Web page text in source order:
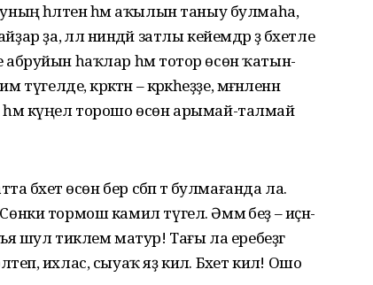
уның һәләтен һәм аҡылын таныу булмаһа,
ҙа, әллә ниндәй затлы кейемдәр ҙә бәхетле
абруйын һаҡлар һәм тотор өсөн ҡатын-
кәрәктән – кәрәкһеҙҙе, мәғәнәленән
һәм күңел торошо өсөн арымай-талмай
бәхет өсөн бер сәбәп тә булмағанда ла.
тормош камил түгел. Әммә беҙ – иҫән-
шул тиклем матур! Тағы ла еребеҙгә
ихлас, сыуаҡ яҙ килә. Бәхет килә! Ошо